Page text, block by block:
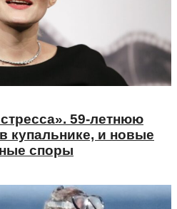
59-летнюю
купальнике, и новые
споры